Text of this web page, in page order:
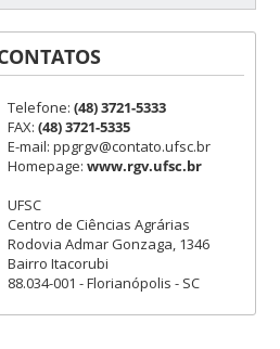
Telefone: (48) 3721-5333
FAX: (48) 3721-5335
E-mail: ppgrgv@contato.ufsc.br
Homepage: www.rgv.ufsc.br
UFSC
Centro de Ciências Agrárias
Rodovia Admar Gonzaga, 1346
Bairro Itacorubi
88.034-001 - Florianópolis - SC